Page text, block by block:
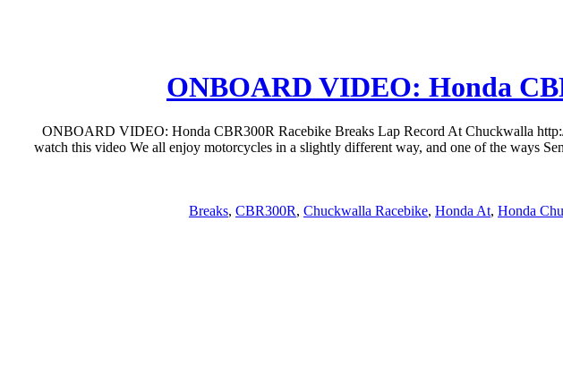
ONBOARD VIDEO: Honda
ONBOARD VIDEO: Honda CBR300R Racebike Breaks Lap Record At Chuckwalla
watch this video We all enjoy motorcycles in a slightly different way, and one of the ways
Breaks, CBR300R, Chuckwalla Racebike, Honda At, Honda